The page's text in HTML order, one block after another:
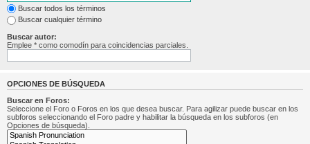
Buscar todos los términos
Buscar cualquier término
Buscar autor:
Emplee * como comodín para coincidencias parciales.
OPCIONES DE BÚSQUEDA
Buscar en Foros:
Seleccione el Foro o Foros en los que desea buscar. Para agilizar puede buscar en los
subforos seleccionando el Foro padre y habilitar la búsqueda en los subforos (en
Opciones de búsqueda).